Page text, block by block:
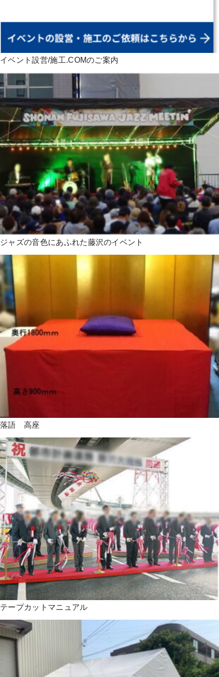
イベント設営/施工.COMのご案内
ジャズの音色にあふれた藤沢のイベント
落語 高座
テープカットマニュアル